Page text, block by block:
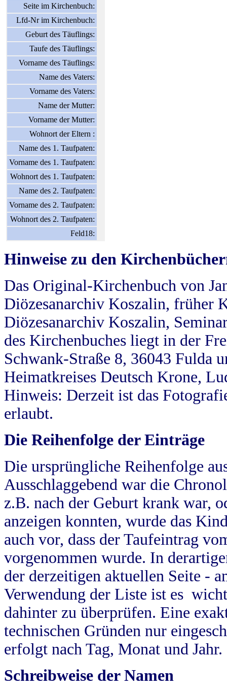
Seite im Kirchenbuch:
Lfd-Nr im Kirchenbuch:
Geburt des Täuflings:
Taufe des Täuflings:
Vorname des Täuflings:
Name des Vaters:
Vorname des Vaters:
Name der Mutter:
Vorname der Mutter:
Wohnort der Eltern :
Name des 1. Taufpaten:
Vorname des 1. Taufpaten:
Wohnort des 1. Taufpaten:
Name des 2. Taufpaten:
Vorname des 2. Taufpaten:
Wohnort des 2. Taufpaten:
Feld18:
Hinweise zu den
Das Original-Kirchenbuch von
Diözesanarchiv Koszalin, früher
Diözesanarchiv Koszalin,
des Kirchenbuches liegt in der
Schwank-Straße 8, 36043 Fulda
Heimatkreises Deutsch Krone,
Hinweis: Derzeit ist das
erlaubt.
Die Reihenfolge der Einträge
Die ursprüngliche Reihenfolge
Ausschlaggebend war die
z.B. nach der Geburt krank war,
anzeigen konnten, wurde das
auch vor, dass der Taufeintrag
vorgenommen wurde. In
der derzeitigen aktuellen Seite -
Verwendung der Liste ist es
dahinter zu überprüfen. Eine
technischen Gründen nur
erfolgt nach Tag, Monat und Jahr.
Schreibweise der Namen